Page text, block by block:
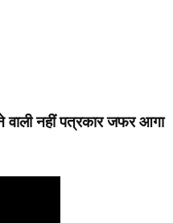
वाली नहीं पत्रकार जफर आगा